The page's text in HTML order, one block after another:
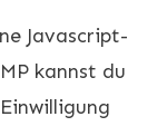
Javascript-
kannst du